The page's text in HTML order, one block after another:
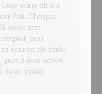
vous dit qui
fait. Chaque
avec son
son
source de trafic
prêt à être activé
avec votre